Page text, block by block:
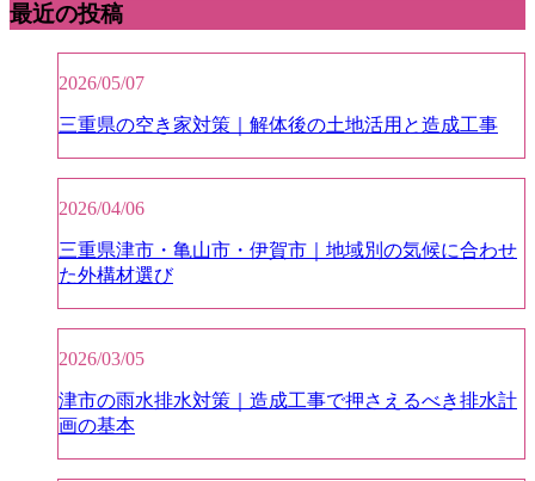
最近の投稿
2026/05/07
三重県の空き家対策｜解体後の土地活用と造成工事
2026/04/06
三重県津市・亀山市・伊賀市｜地域別の気候に合わせ
た外構材選び
2026/03/05
津市の雨水排水対策｜造成工事で押さえるべき排水計
画の基本